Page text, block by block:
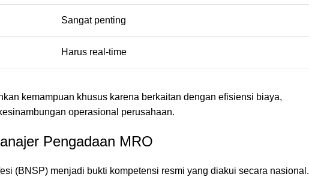
Sangat penting
Harus real-time
kemampuan khusus karena berkaitan dengan efisiensi biaya,
operasional perusahaan.
Pengadaan MRO
(BNSP) menjadi bukti kompetensi resmi yang diakui secara nasional.